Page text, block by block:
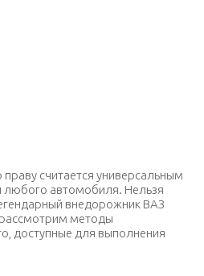
считается универсальным
любого автомобиля. Нельзя
внедорожник ВАЗ
методы
доступные для выполнения